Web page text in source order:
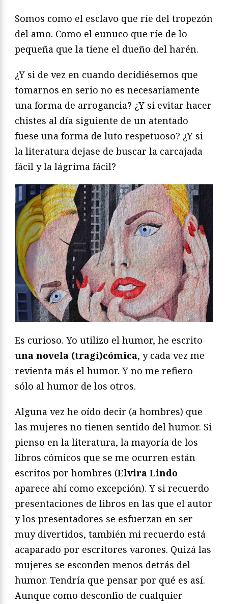
Somos como el esclavo que ríe del tropezón
del amo. Como el eunuco que ríe de lo
pequeña que la tiene el dueño del harén.
¿Y si de vez en cuando decidiésemos que
tomarnos en serio no es necesariamente
una forma de arrogancia? ¿Y si evitar hacer
chistes al día siguiente de un atentado
fuese una forma de luto respetuoso? ¿Y si
la literatura dejase de buscar la carcajada
fácil y la lágrima fácil?
Es curioso. Yo utilizo el humor, he escrito
una novela (tragi)cómica, y cada vez me
revienta más el humor. Y no me refiero
sólo al humor de los otros.
Alguna vez he oído decir (a hombres) que
las mujeres no tienen sentido del humor. Si
pienso en la literatura, la mayoría de los
libros cómicos que se me ocurren están
escritos por hombres (Elvira Lindo
aparece ahí como excepción). Y si recuerdo
presentaciones de libros en las que el autor
y los presentadores se esfuerzan en ser
muy divertidos, también mi recuerdo está
acaparado por escritores varones. Quizá las
mujeres se esconden menos detrás del
humor. Tendría que pensar por qué es así.
Aunque como desconfío de cualquier